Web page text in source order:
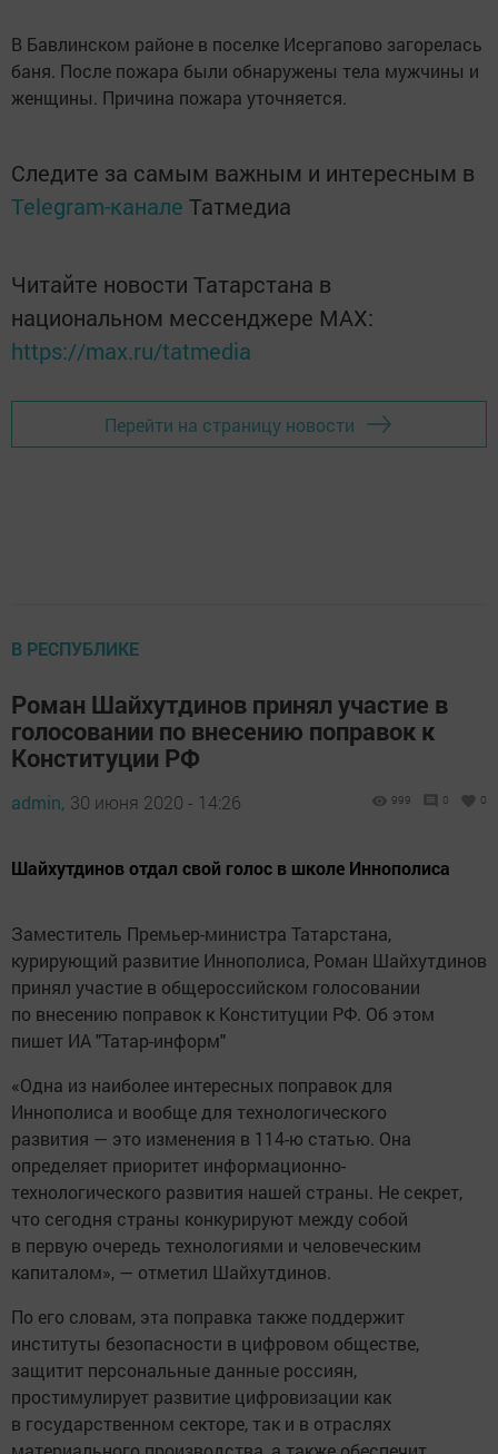
В Бавлинском районе в поселке Исергапово загорелась
баня. После пожара были обнаружены тела мужчины и
женщины. Причина пожара уточняется.
Следите за самым важным и интересным в
Telegram-канале Татмедиа
Читайте новости Татарстана в
национальном мессенджере MАХ:
https://max.ru/tatmedia
Перейти на страницу новости
В РЕСПУБЛИКЕ
Роман Шайхутдинов принял участие в
голосовании по внесению поправок к
Конституции РФ
admin, 30 июня 2020 - 14:26 999 0 0
Шайхутдинов отдал свой голос в школе Иннополиса
Заместитель Премьер-министра Татарстана,
курирующий развитие Иннополиса, Роман Шайхутдинов
принял участие в общероссийском голосовании
по внесению поправок к Конституции РФ. Об этом
пишет ИА "Татар-информ"
«Одна из наиболее интересных поправок для
Иннополиса и вообще для технологического
развития — это изменения в 114-ю статью. Она
определяет приоритет информационно-
технологического развития нашей страны. Не секрет,
что сегодня страны конкурируют между собой
в первую очередь технологиями и человеческим
капиталом», — отметил Шайхутдинов.
По его словам, эта поправка также поддержит
институты безопасности в цифровом обществе,
защитит персональные данные россиян,
простимулирует развитие цифровизации как
в государственном секторе, так и в отраслях